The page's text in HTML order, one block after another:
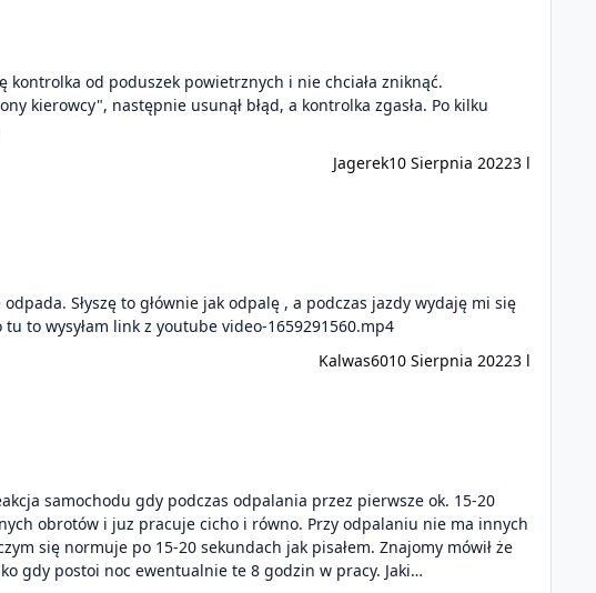
następnie usunął błąd, a kontrolka zgasła. Po kilku
Jagerek10 Sierpnia 20223 l
Słyszę to głównie jak odpalę , a podczas jazdy wydaję mi się
że tego nie słychać. Dzięki za pomoc filmik załączam. Dodam że to Audi A3 1.6fsi 2004 rok. Jakby nie działało tu to wysyłam link z youtube video-1659291560.mp4
Kalwas6010 Sierpnia 20223 l
samochodu gdy podczas odpalania przez pierwsze ok. 15-20
obrotów i juz pracuje cicho i równo. Przy odpalaniu nie ma innych
się normuje po 15-20 sekundach jak pisałem. Znajomy mówił że
gdy postoi noc ewentualnie te 8 godzin w pracy. Jaki…